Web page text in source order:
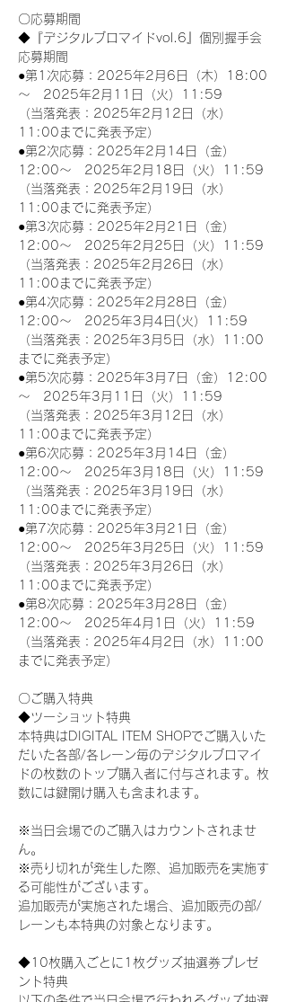
〇応募期間
◆『デジタルブロマイドvol.6』個別握手会
応募期間
●第1次応募：2025年2月6日（木）18:00
～　2025年2月11日（火）11:59
（当落発表：2025年2月12日（水）
11:00までに発表予定）
●第2次応募：2025年2月14日（金）
12:00～　2025年2月18日（火）11:59
（当落発表：2025年2月19日（水）
11:00までに発表予定）
●第3次応募：2025年2月21日（金）
12:00～　2025年2月25日（火）11:59
（当落発表：2025年2月26日（水）
11:00までに発表予定）
●第4次応募：2025年2月28日（金）
12:00～　2025年3月4日(火）11:59
（当落発表：2025年3月5日（水）11:00
までに発表予定）
●第5次応募：2025年3月7日（金）12:00
～　2025年3月11日（火）11:59
（当落発表：2025年3月12日（水）
11:00までに発表予定）
●第6次応募：2025年3月14日（金）
12:00～　2025年3月18日（火）11:59
（当落発表：2025年3月19日（水）
11:00までに発表予定）
●第7次応募：2025年3月21日（金）
12:00～　2025年3月25日（火）11:59
（当落発表：2025年3月26日（水）
11:00までに発表予定）
●第8次応募：2025年3月28日（金）
12:00～　2025年4月1日（火）11:59
（当落発表：2025年4月2日（水）11:00
までに発表予定）
〇ご購入特典
◆ツーショット特典
本特典はDIGITAL ITEM SHOPでご購入いた
だいた各部/各レーン毎のデジタルブロマイ
ドの枚数のトップ購入者に付与されます。枚
数には鍵開け購入も含まれます。
※当日会場でのご購入はカウントされませ
ん。
※売り切れが発生した際、追加販売を実施す
る可能性がございます。
追加販売が実施された場合、追加販売の部/
レーンも本特典の対象となります。
◆10枚購入ごとに1枚グッズ抽選券プレゼ
ント特典